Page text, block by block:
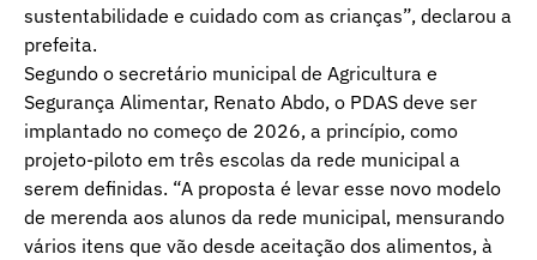
sustentabilidade e cuidado com as crianças”, declarou a
prefeita.
Segundo o secretário municipal de Agricultura e
Segurança Alimentar, Renato Abdo, o PDAS deve ser
implantado no começo de 2026, a princípio, como
projeto-piloto em três escolas da rede municipal a
serem definidas. “A proposta é levar esse novo modelo
de merenda aos alunos da rede municipal, mensurando
vários itens que vão desde aceitação dos alimentos, à